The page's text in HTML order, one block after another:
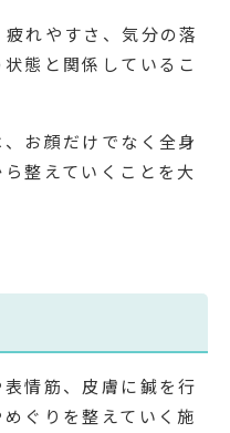
れやすさ、気分の落
態と関係しているこ
お顔だけでなく全身
整えていくことを大
情筋、皮膚に鍼を行
ぐりを整えていく施